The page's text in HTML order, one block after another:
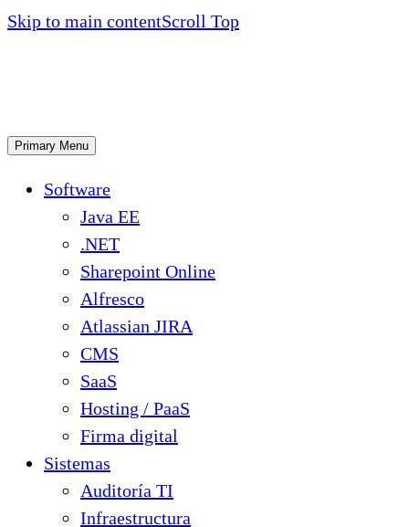
Skip to main contentScroll Top
Primary Menu
Software
Java EE
.NET
Sharepoint Online
Alfresco
Atlassian JIRA
CMS
SaaS
Hosting / PaaS
Firma digital
Sistemas
Auditoría TI
Infraestructura